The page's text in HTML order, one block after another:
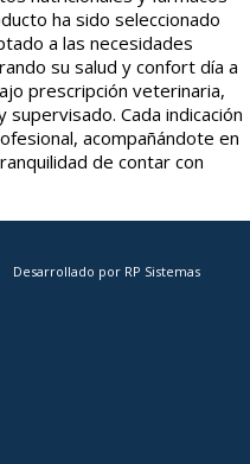
ha sido seleccionado
a las necesidades
su salud y confort día a
prescripción veterinaria,
Cada indicación
acompañándote en
de contar con
Desarrollado por RP Sistemas